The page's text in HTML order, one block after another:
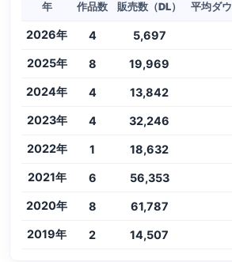
年 作品数 販売数（DL） 平均ダ
2026年 4 5,697
2025年 8 19,969
2024年 4 13,842
2023年 4 32,246
2022年 1 18,632
2021年 6 56,353
2020年 8 61,787
2019年 2 14,507